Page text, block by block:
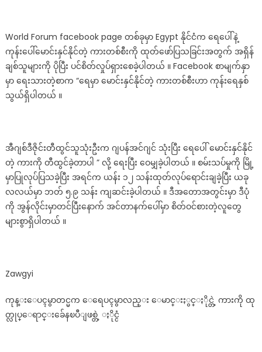
ပေါ်
မှာ
လည်း
မောင်း
ကို
ထုတ်လုပ်
ရောင်းချ
နေ
ဖြစ်
World Forum facebook page တစ်ခုမှာ Egypt နိုင်ငံက ရေပေါ်နဲ့
ကုန်းပေါ်မောင်းနှင်နိုင်တဲ့ ကားတစ်စီးကို ထုတ်ဖော်ပြသခြင်းအတွက် အရှိန်
ချစ်သူများကို ပိုပြီး ပင်စိတ်လှုပ်ရှားစေခဲ့ပါတယ် ။ Facebook စာမျက်နှာ
မှာ ရေးသားတဲ့စာက “ရေမှာ မောင်းနှင်နိုင်တဲ့ ကားတစ်စီးဟာ ကုန်းရေနှစ်
သွယ်ရှိပါတယ် ။
အီဂျစ်ဒီဇိုင်းတီထွင်သူသုံးဦးက ဂျပန်အင်ဂျင် သုံးပြီး ရေပေါ် မောင်းနှင်နိုင်
တဲ့ ကားကို တီထွင်ခဲ့တာပါ ” လို့ ရေးပြီး ဝေမျှခဲ့ပါတယ် ။ စမ်းသပ်မှုကို မြို့
မှာပြုလုပ်ပြသခဲ့ပြီး အရင်က ယန်း ၁၂ သန်းထုတ်လုပ်ရောင်းချခဲ့ပြီး ယခု
လလယ်မှာ ဘတ် ၅.၉ သန်း ကျဆင်းခဲ့ပါတယ် ။ ဒီအတောအတွင်းမှာ ဒီပုံ
ကို အွန်လိုင်းမှာတင်ပြီးနောက် အင်တာနက်ပေါ်မှာ စိတ်ဝင်စားတဲ့လူတွေ
များစွာရှိပါတယ် ။
Zawgyi
ကုန္းေပၚမွာတင္မက ေရေပၚမွာလည္း ေမာင္းႏွင္ႏိုင္တဲ့ ကားကို ထု
တ္လုပ္ေရာင္းခ်ေနၿပီျဖစ္တဲ့ ႏိုင္ငံ